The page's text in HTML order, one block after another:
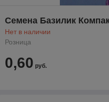
Семена Базилик
Нет в наличии
Розница
0,60 руб.